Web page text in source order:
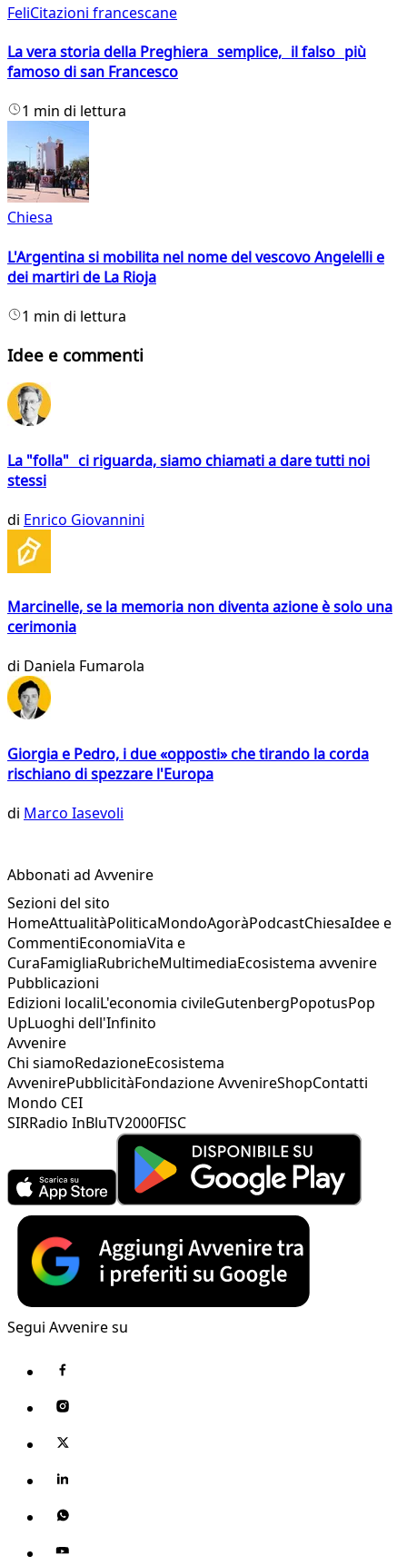
FeliCitazioni francescane
La vera storia della Preghiera semplice, il falso più
famoso di san Francesco
1 min di lettura
Chiesa
L'Argentina si mobilita nel nome del vescovo Angelelli e
dei martiri de La Rioja
1 min di lettura
Idee e commenti
La "folla" ci riguarda, siamo chiamati a dare tutti noi
stessi
di Enrico Giovannini
Marcinelle, se la memoria non diventa azione è solo una
cerimonia
di Daniela Fumarola
Giorgia e Pedro, i due «opposti» che tirando la corda
rischiano di spezzare l'Europa
di Marco Iasevoli
Abbonati ad Avvenire
Sezioni del sito
HomeAttualitàPoliticaMondoAgoràPodcastChiesaIdee e
CommentiEconomiaVita e
CuraFamigliaRubricheMultimediaEcosistema avvenire
Pubblicazioni
Edizioni localiL'economia civileGutenbergPopotusPop
UpLuoghi dell'Infinito
Avvenire
Chi siamoRedazioneEcosistema
AvvenirePubblicitàFondazione AvvenireShopContatti
Mondo CEI
SIRRadio InBluTV2000FISC
Segui Avvenire su